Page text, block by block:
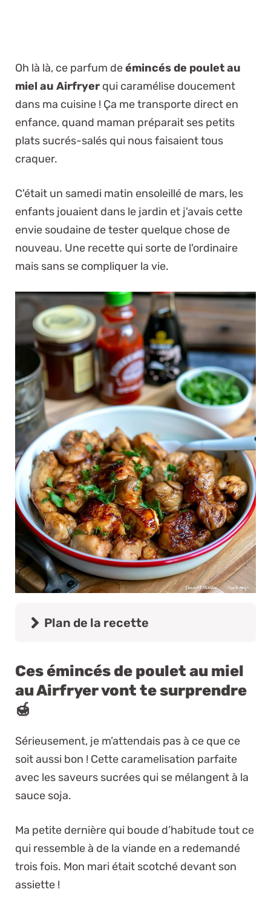
Oh là là, ce parfum deémincés de poulet au
miel au Airfryer qui caramélise doucement
dans ma cuisine ! Ça me transporte direct en
enfance, quand maman préparait ses petits
plats sucrés-salés qui nous faisaient tous
craquer.
C'était un samedi matin ensoleillé de mars, les
enfants jouaient dans le jardin et j'avais cette
envie soudaine de tester quelque chose de
nouveau. Une recette qui sorte de l'ordinaire
mais sans se compliquer la vie.
Plan de la recette
Ces émincés de poulet au miel
au Airfryer vont te surprendre
🍯
Sérieusement, je m’attendais pas à ce que ce
soit aussi bon ! Cette caramelisation parfaite
avec les saveurs sucrées qui se mélangent à la
sauce soja.
Ma petite dernière qui boude d’habitude tout ce
qui ressemble à de la viande en a redemandé
trois fois. Mon mari était scotché devant son
assiette !